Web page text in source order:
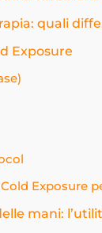
quali
Exposure
Exposure
mani: